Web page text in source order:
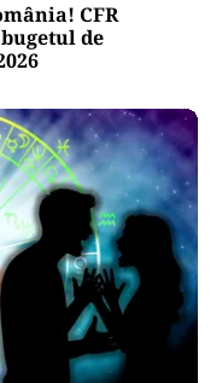
CFR
de